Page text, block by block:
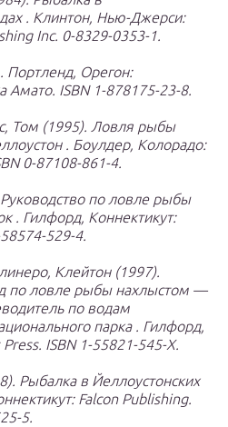
. Клинтон, Нью-Джерси:
Inc. 0-8329-0353-1.
Портленд, Орегон:
Амато. ISBN 1-878175-23-8.
Том (1995). Ловля рыбы
. Боулдер, Колорадо:
0-87108-861-4.
Руководство по ловле рыбы
. Гилфорд, Коннектикут:
529-4.
Клейтон (1997).
по ловле рыбы нахлыстом —
по водам
парка. Гилфорд,
ISBN 1-55821-545-X.
Рыбалка в Йеллоустонских
Falcon Publishing.
5.